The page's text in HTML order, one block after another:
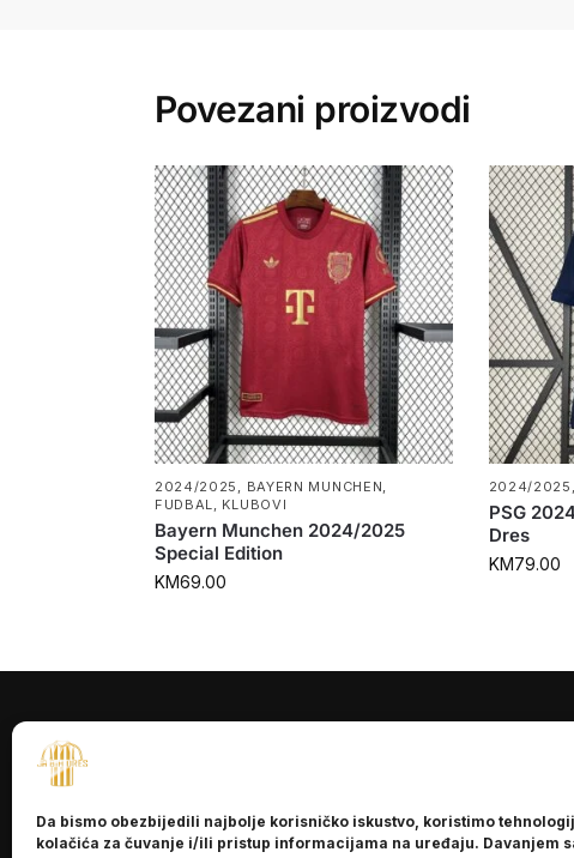
Da bismo obezbijedili najbolje korisničko iskustvo, koristimo
kolačića za čuvanje i/ili pristup informacijama na uređaju. Davanjem
Povezani proizvodi
2024/2025 BAYERN MUNCHEN
FUDBAL
KLUBOVI
Bayern Munchen 2024/2025
Special Edition
KM69.00
2024/2025
PSG
Dres
KM79.00
Kontakt